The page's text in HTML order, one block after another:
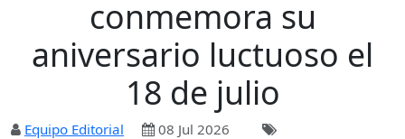
conmemora su
aniversario luctuoso el
18 de julio
Equipo Editorial 08 Jul 2026